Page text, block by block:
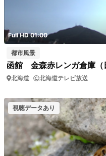
Full HD 01:00
都市風景
函館 金森赤レンガ倉庫（
北海道 北海道テレビ放送
視聴データあり